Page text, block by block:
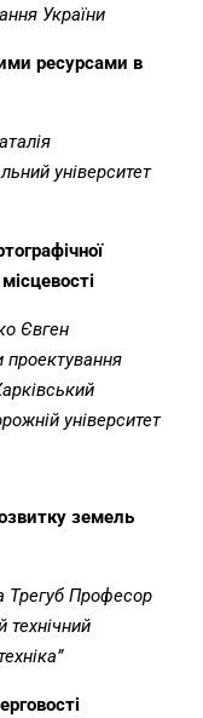
України
ресурсами в
університет
Євген
проектування
університет
земель
Трегуб Професор
технічний